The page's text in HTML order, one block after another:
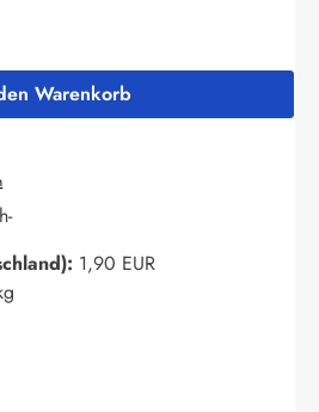
den gewünschten
Warenkorb
1,90 EUR